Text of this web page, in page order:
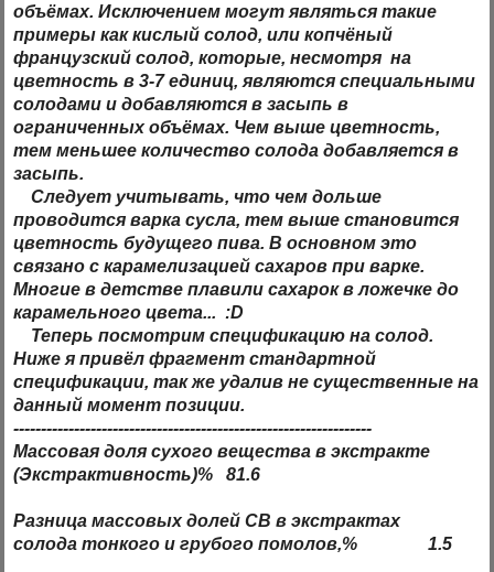
объёмах. Исключением могут являться такие
примеры как кислый солод, или копчёный
французский солод, которые, несмотря на
цветность в 3-7 единиц, являются специальными
солодами и добавляются в засыпь в
ограниченных объёмах. Чем выше цветность,
тем меньшее количество солода добавляется в
засыпь.
Следует учитывать, что чем дольше
проводится варка сусла, тем выше становится
цветность будущего пива. В основном это
связано с карамелизацией сахаров при варке.
Многие в детстве плавили сахарок в ложечке до
карамельного цвета... :D
Теперь посмотримспецификацию на солод.
Ниже я привёл фрагмент стандартной
спецификации, так же удалив не существенные на
данный момент позиции.
-----------------------------------------------------------------
Массовая доля сухого вещества в экстракте
(Экстрактивность)% 81.6
Разница массовых долей СВ в экстрактах
солодатонкого игрубого помолов,% 1.5